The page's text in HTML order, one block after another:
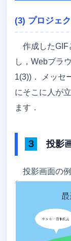
(3) プロジェ
作成した
し，Webブラ
1(3))． メッセ
にそこに人が
ます．
３ 投影
投影画面の例